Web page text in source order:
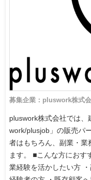
募集企業：pluswork株式
pluswork株式会社では
work/plusjob」の販売パ
者はもちろん、副業・業
ます。 ■こんな方におす
業経験を活かしたい方